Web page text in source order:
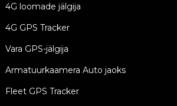
4G loomade jälgija
4G GPS Tracker
Vara GPS-jälgija
Armatuurkaamera Auto jaoks
Fleet GPS Tracker